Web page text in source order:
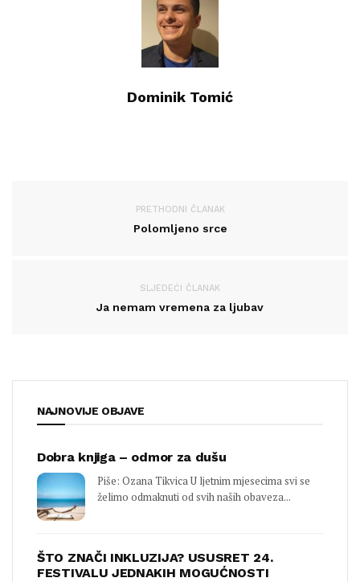
Dominik Tomić
PRETHODNI ČLANAK
Polomljeno srce
SLJEDEĆI ČLANAK
Ja nemam vremena za ljubav
NAJNOVIJE OBJAVE
Dobra knjiga – odmor za dušu
Piše: Ozana Tikvica U ljetnim mjesecima svi se
želimo odmaknuti od svih naših obaveza...
ŠTO ZNAČI INKLUZIJA? USUSRET 24.
FESTIVALU JEDNAKIH MOGUĆNOSTI